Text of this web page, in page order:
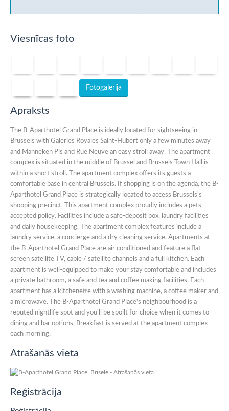
Viesnīcas foto
Fotogalerija
Apraksts
The B-Aparthotel Grand Place is ideally located for sightseeing in
Brussels with Galeries Royales Saint-Hubert only a few minutes away
and Manneken Pis and Rue Neuve an easy stroll away. The apartment
complex is situated in the middle of Brussel and Brussels Town Hall is
within a short stroll. The apartment complex offers its guests a
comfortable base in central Brussels. If shopping is on the agenda, the B-
Aparthotel Grand Place is strategically located to access Brussels's
shopping precinct. This apartment complex proudly includes a pets-
accepted policy. Facilities include a safe-deposit box, laundry facilities
and daily housekeeping. The apartment complex features include a
laundry service, a concierge and a dry cleaning service. Apartments at
the B-Aparthotel Grand Place are air conditioned and feature a flat-
screen satellite TV, cable / satellite channels and a full kitchen. Each
apartment is well-equipped to make your stay comfortable and includes
a private bathroom, a safe and tea and coffee making facilities. Each
apartment has a kitchenette with a washing machine, a coffee maker and
a microwave. The B-Aparthotel Grand Place's neighbourhood is a
reputed nightlife spot and you'll be spoilt for choice when it comes to
dining and bar options. Breakfast is served at the apartment complex
each morning.
Atrašanās vieta
Reģistrācija